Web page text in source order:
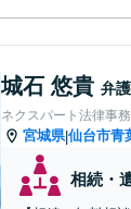
城石 悠貴 弁
ネクスパート法律事
宮城県|仙台市青
相続・